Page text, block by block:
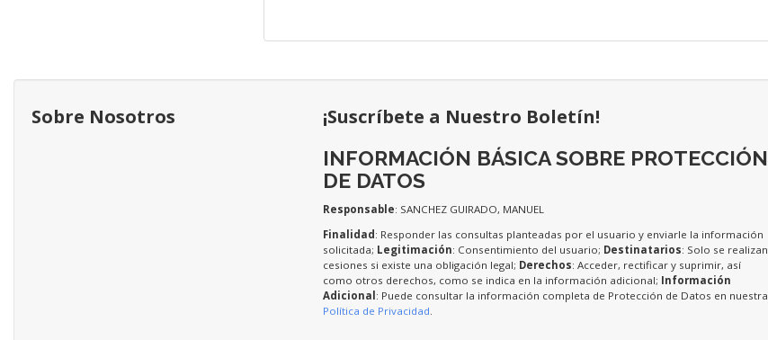
Sobre Nosotros
¡Suscríbete a Nuestro Boletín!
INFORMACIÓN BÁSICA SOBRE PROTECCIÓN
DE DATOS
Responsable: SANCHEZ GUIRADO, MANUEL
Finalidad : Responder las consultas planteadas por el usuario y enviarle la información
solicitada; Legitimación: Consentimiento del usuario; Destinatarios: Solo se realizan
cesiones si existe una obligación legal; Derechos: Acceder, rectificar y suprimir, así
como otros derechos, como se indica en la información adicional; Información
Adicional : Puede consultar la información completa de Protección de Datos en nuestra
Política de Privacidad.